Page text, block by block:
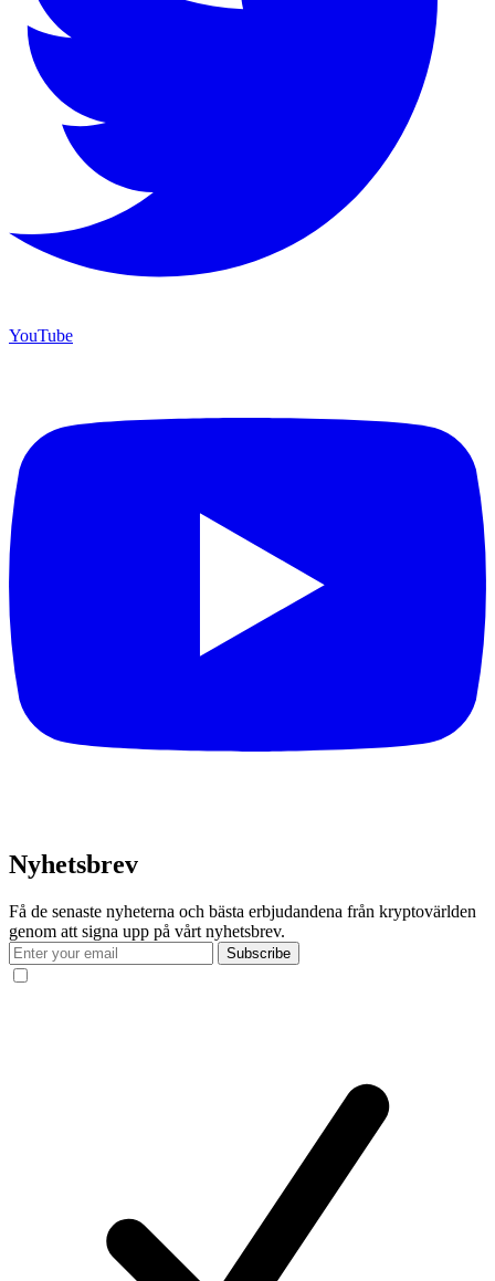
YouTube
Nyhetsbrev
Få de senaste nyheterna och bästa erbjudandena från kryptovärlden
genom att signa upp på vårt nyhetsbrev.
Subscribe